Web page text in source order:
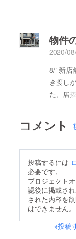
が入り
きなか
になる
ます）
りメニ
1つお持
て◎1組
ご予約
1000円
×1→2名
リター
1000円
×3→６
物件
2020/
8/1新店
き渡し
た。居
す。徐
コメント
投稿するには
必要です。
プロジェクト
認後に掲載さ
された内容を
はできません。
※投稿